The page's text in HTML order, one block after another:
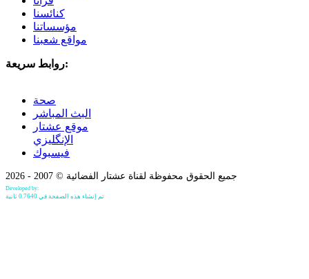
كنائسنا
مؤسساتنا
مواقع شعبنا
روابط سريعة:
صحة
البث المباشر
موقع عشتار
الإنگليزي
فيسبوك
جميع الحقوق محفوظة لقناة عشتار الفضائية © 2007 - 2026
Developed by:
تم إنشاء هذه الصفحة في 0.7640 ثانية